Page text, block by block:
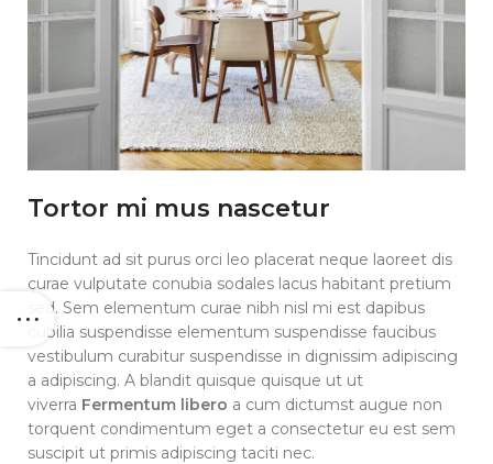
Tortor mi mus nascetur
Tincidunt ad sit purus orci leo placerat neque laoreet dis
curae vulputate conubia sodales lacus habitant pretium
sed. Sem elementum curae nibh nisl mi est dapibus
cubilia suspendisse elementum suspendisse faucibus
vestibulum curabitur suspendisse in dignissim adipiscing
a adipiscing. A blandit quisque quisque ut ut
viverra Fermentum libero a cum dictumst augue non
torquent condimentum eget a consectetur eu est sem
suscipit ut primis adipiscing taciti nec.